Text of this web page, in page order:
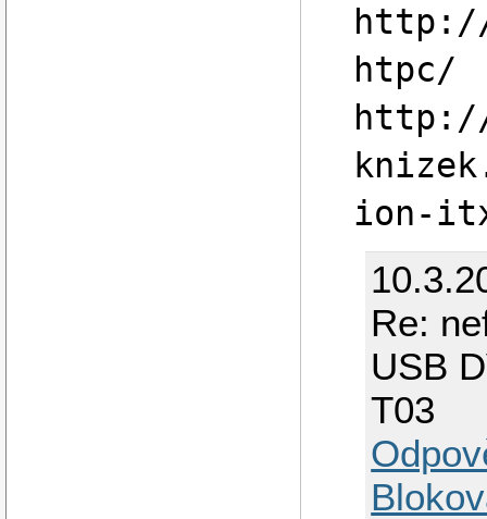
http://
htpc/
http://
ion-
Re:
USB
T03